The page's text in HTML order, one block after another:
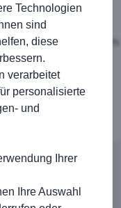
zum
der TSG im
Technologien
sind
diese
verarbeitet
personalisierte
und
Ihrer
Ihre Auswahl